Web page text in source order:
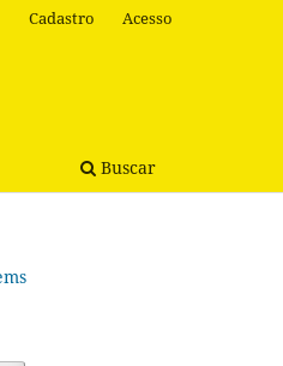
Buscar
Cadastro Acesso